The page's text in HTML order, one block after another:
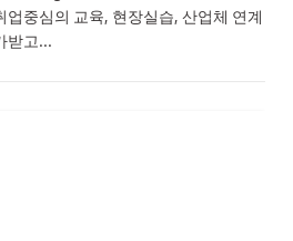
업중심의 교육, 현장실습, 산업체 연계
받고…